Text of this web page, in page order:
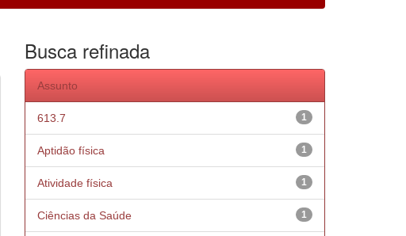
Busca refinada
Assunto
1
613.7
1
Aptidão física
1
Atividade física
1
Ciências da Saúde